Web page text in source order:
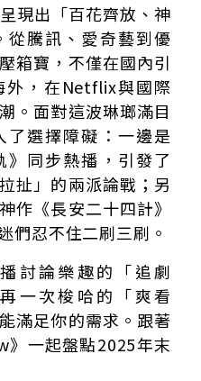
拉扯 今晚你站哪一邊？
紀錄！宋威龍、趙今麥再造
骨科禁忌戀 泰國實景遊走
部高分神作一口氣追完
奪冠！零武力謀士對決王勁
》19歲年齡差姐弟戀驚艷全
現出「百花齊放、神
騰訊、愛奇藝到優
箱寶，不僅在國內引
外，在Netflix與國際
。面對這波琳瑯滿目
選擇障礙：一邊是
》同步熱播，引發了
扯」的兩派論戰；另
作《長安二十四計》
們忍不住二刷三刷。
討論樂趣的「追劇
一次梭哈的「爽看
滿足你的需求。跟著
》一起盤點2025年末